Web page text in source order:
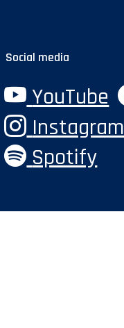
Social media
YouTube
Instagram
Spotify